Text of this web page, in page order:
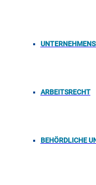
ARBEITSRECHT
BEHÖRDLICHE